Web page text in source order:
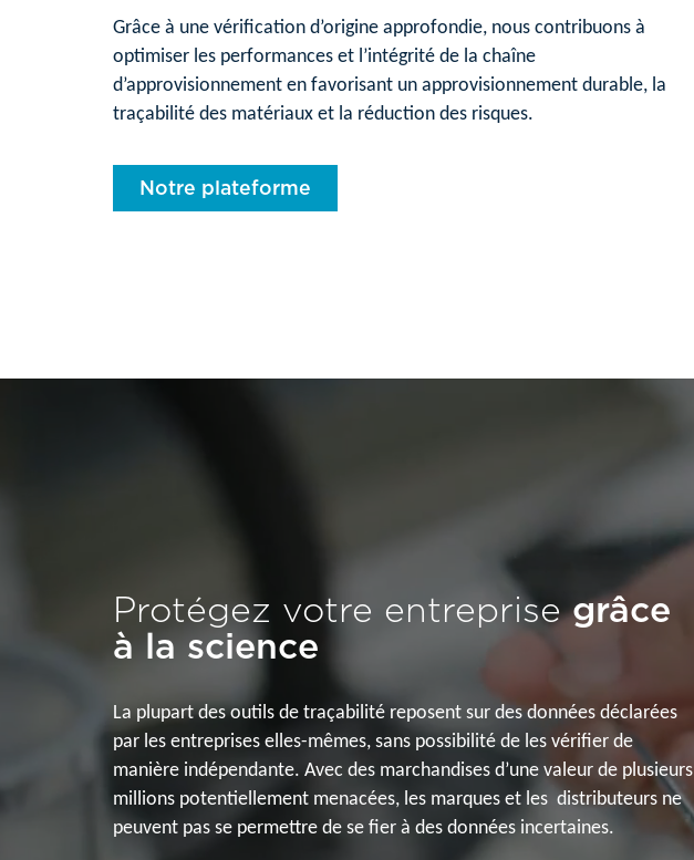
Grâce à une vérification d’origine approfondie, nous contribuons à
optimiser les performances et l’intégrité de la chaîne
d’approvisionnement en favorisant un approvisionnement durable, la
traçabilité des matériaux et la réduction des risques.
Notre plateforme
Protégez votre entreprisegrâce
à la science
La plupart des outils de traçabilité reposent sur des données déclarées
par les entreprises elles-mêmes, sans possibilité de les vérifier de
manière indépendante. Avec des marchandises d’une valeur de plusieurs
millions potentiellement menacées, les marques et les distributeurs ne
peuvent pas se permettre de se fier à des données incertaines.